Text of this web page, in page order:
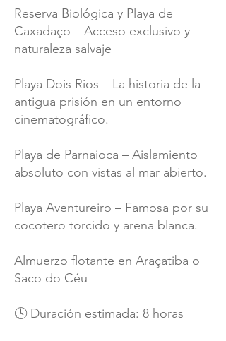
Reserva Biológica y Playa de
Caxadaço – Acceso exclusivo y
naturaleza salvaje
Playa Dois Rios – La historia de la
antigua prisión en un entorno
cinematográfico.
Playa de Parnaioca – Aislamiento
absoluto con vistas al mar abierto.
Playa Aventureiro – Famosa por su
cocotero torcido y arena blanca.
Almuerzo flotante en Araçatiba o
Saco do Céu
🕓 Duración estimada: 8 horas